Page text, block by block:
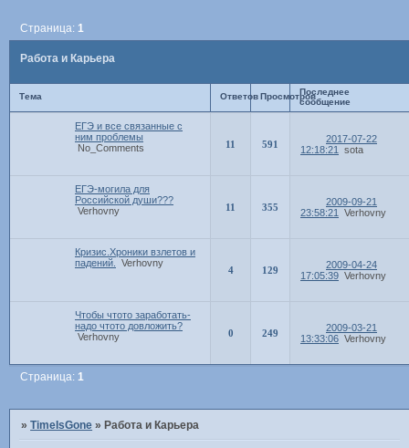
Работа и Карьера
Страница:1
Тема ОтветовПросмотровПоследнее
сообщение
ЕГЭ и все связанные с
ним проблемы
No_Comments
11 591
2017-07-22
12:18:21
sota
ЕГЭ-могила для
Российской души???
Verhovny
11 355
2009-09-21
23:58:21
Verhovny
Кризис.Хроники взлетов и
падений.
Verhovny
4 129
2009-04-24
17:05:39 Verhovny
Чтобы чтото заработать-
надо чтото довложить?
Verhovny
0 249
2009-03-21
13:33:06 Verhovny
Страница:1
»TimeIsGone » Работа и Карьера